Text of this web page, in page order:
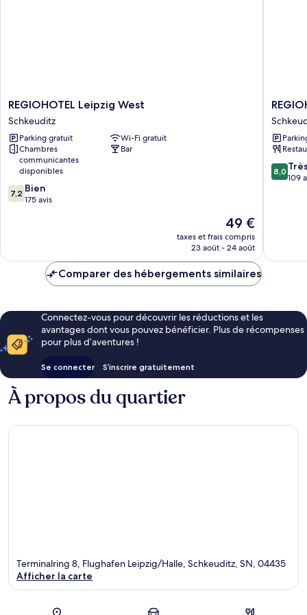
REGIOHOTEL
Leipzig
West
Schkeuditz
REGIOHOTEL Leipzig West
Schkeuditz
Parking gratuit
Wi-Fi gratuit
Chambres
communicantes
disponibles
Bar
7.2
sur
7,2 Bien
175 avis
Le
nouveau
prix
de
49 €
taxes et frais compris
23 août - 24 août
Halle/
Leipzig
Airport
8.0
sur
8,0
109
Comparer des hébergements similaires
Connectez-vous pour découvrir les réductions et les
avantages dont vous pouvez bénéficier. Plus de récompenses
pour plus d’aventures !
Se connecter S’inscrire gratuitement
À propos du quartier
Terminalring 8, Flughafen Leipzig/Halle, Schkeuditz, SN, 04435
Afficher la carte